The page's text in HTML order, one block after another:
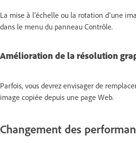
La mise à l’échelle ou la rotation d’une
dans le menu du panneau Contrôle.
Amélioration de la résolution
Parfois, vous devrez envisager de
image copiée depuis une page Web.
Changement des